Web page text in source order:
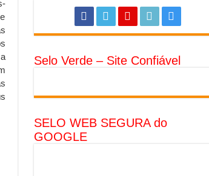
Selo Verde – Site Confiável
SELO WEB SEGURA do
GOOGLE